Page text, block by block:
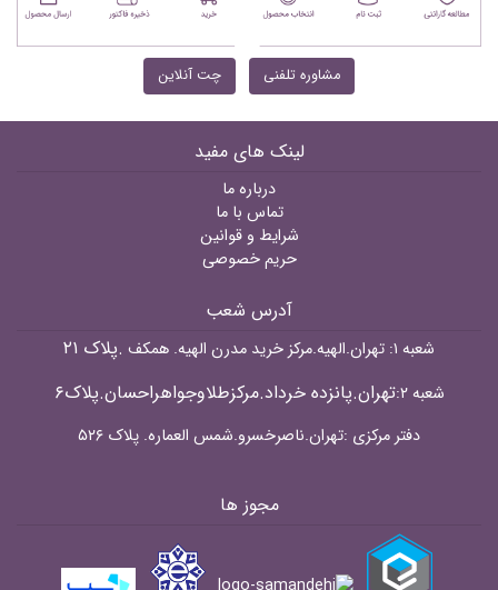
مشاوره تلفنی چت آنلاین
لینک های مفید
درباره ما
تماس با ما
شرایط و قوانین
حریم خصوصی
آدرس شعب
شعبه ۱: تهران.الهیه.مرکز خرید مدرن الهیه. همکف .پلاک ۲۱
شعبه ۲: تهران.پانزده خرداد.مرکزطلاوجواهراحسان.پلاک۶
دفتر مرکزی :تهران.ناصرخسرو.شمس العماره. پلاک ۵۲۶
مجوز ها